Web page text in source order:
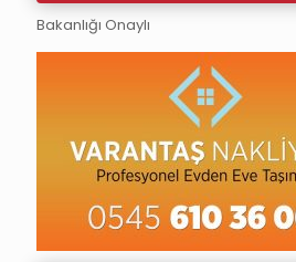
Bakanlığı Onaylı